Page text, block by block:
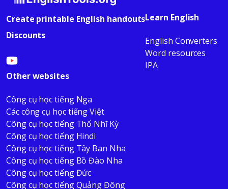
Create printable English handouts
Discounts
Learn English
English Converters
Word resources
IPA
Other websites
Công cụ học tiếng Nga
Các công cụ học tiếng Việt
Công cụ học tiếng Thổ Nhĩ Kỳ
Công cụ học tiếng Hindi
Công cụ học tiếng Tây Ban Nha
Công cụ học tiếng Bồ Đào Nha
Công cụ học tiếng Đức
Công cụ học tiếng Quảng Đông